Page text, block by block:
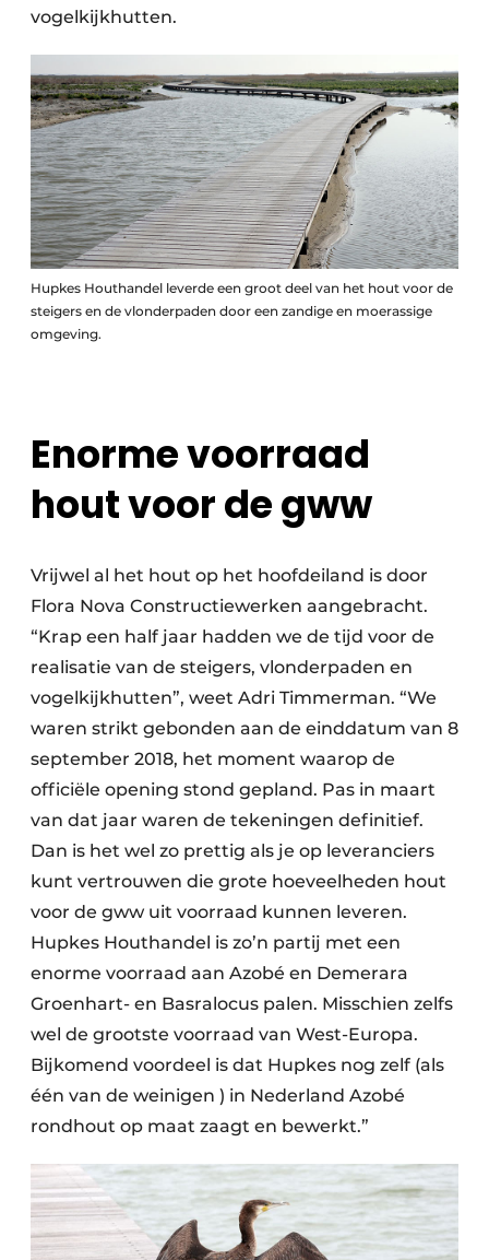
vogelkijkhutten.
Hupkes Houthandel leverde een groot deel van het hout voor de
steigers en de vlonderpaden door een zandige en moerassige
omgeving.
Enorme voorraad
hout voor de gww
Vrijwel al het hout op het hoofdeiland is door
Flora Nova Constructiewerken aangebracht.
“Krap een half jaar hadden we de tijd voor de
realisatie van de steigers, vlonderpaden en
vogelkijkhutten”, weet Adri Timmerman. “We
waren strikt gebonden aan de einddatum van 8
september 2018, het moment waarop de
officiële opening stond gepland. Pas in maart
van dat jaar waren de tekeningen definitief.
Dan is het wel zo prettig als je op leveranciers
kunt vertrouwen die grote hoeveelheden hout
voor de gww uit voorraad kunnen leveren.
Hupkes Houthandel is zo’n partij met een
enorme voorraad aan Azobé en Demerara
Groenhart- en Basralocus palen. Misschien zelfs
wel de grootste voorraad van West-Europa.
Bijkomend voordeel is dat Hupkes nog zelf (als
één van de weinigen ) in Nederland Azobé
rondhout op maat zaagt en bewerkt.”